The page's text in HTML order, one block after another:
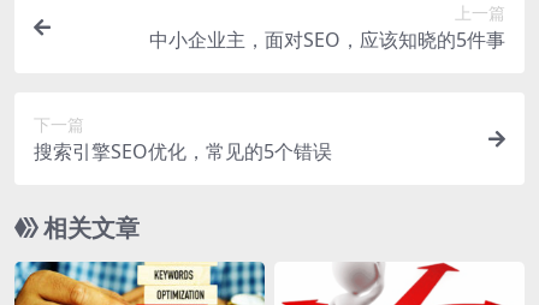
上一篇
中小企业主，面对SEO，应该知晓的5件事
下一篇
搜索引擎SEO优化，常见的5个错误
相关文章